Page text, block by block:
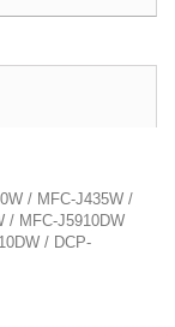
/ MFC-J435W /
/ MFC-J5910DW
/ DCP-